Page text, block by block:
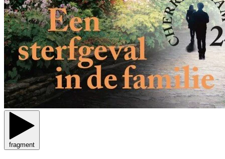
fragment